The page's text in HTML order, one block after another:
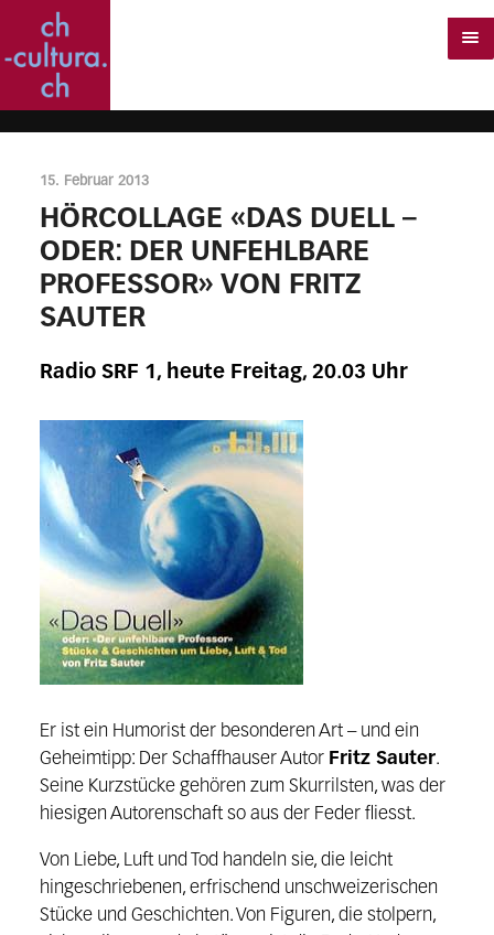
15. Februar 2013
HÖRCOLLAGE «DAS DUELL –
ODER: DER UNFEHLBARE
PROFESSOR» VON FRITZ
SAUTER
Radio SRF 1, heute Freitag, 20.03 Uhr
Er ist ein Humorist der besonderen Art – und ein
Geheimtipp: Der Schaffhauser Autor Fritz Sauter.
Seine Kurzstücke gehören zum Skurrilsten, was der
hiesigen Autorenschaft so aus der Feder fliesst.
Von Liebe, Luft und Tod handeln sie, die leicht
hingeschriebenen, erfrischend unschweizerischen
Stücke und Geschichten. Von Figuren, die stolpern,